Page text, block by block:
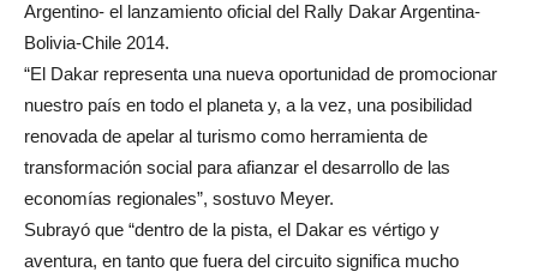
Argentino- el lanzamiento oficial del Rally Dakar Argentina-
Bolivia-Chile 2014.
“El Dakar representa una nueva oportunidad de promocionar
nuestro país en todo el planeta y, a la vez, una posibilidad
renovada de apelar al turismo como herramienta de
transformación social para afianzar el desarrollo de las
economías regionales”, sostuvo Meyer.
Subrayó que “dentro de la pista, el Dakar es vértigo y
aventura, en tanto que fuera del circuito significa mucho